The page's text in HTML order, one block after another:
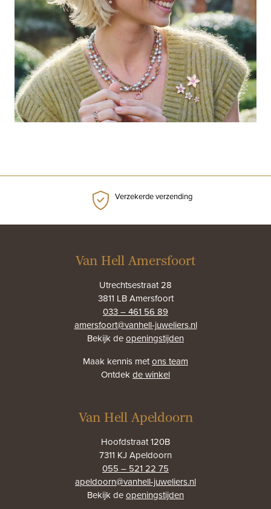
Verzekerde verzending
Van Hell Amersfoort
Utrechtsestraat 28
3811 LB Amersfoort
033 – 461 56 89
amersfoort@vanhell-juweliers.nl
Bekijk deopeningstijden
Maak kennis metons team
Ontdekde winkel
Van Hell Apeldoorn
Hoofdstraat 120B
7311 KJ Apeldoorn
055 – 521 22 75
apeldoorn@vanhell-juweliers.nl
Bekijk deopeningstijden